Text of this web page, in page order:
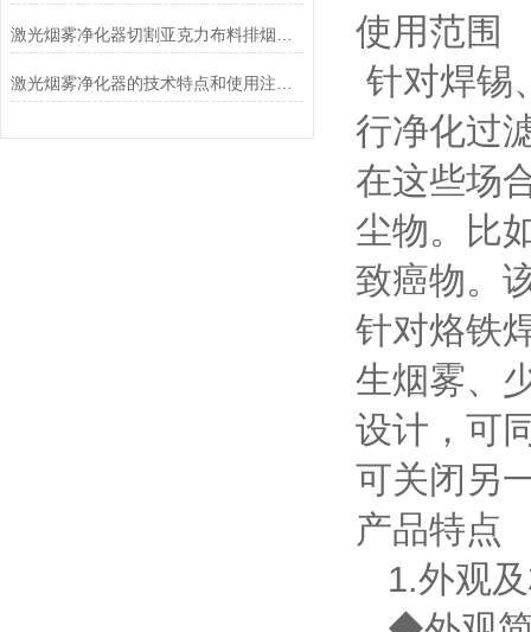
使用范围
针对焊锡
行净化过
在这些场
尘物。比
致癌物。
针对烙铁
生烟雾、
设计，可
可关闭另
产品特点
1.外观